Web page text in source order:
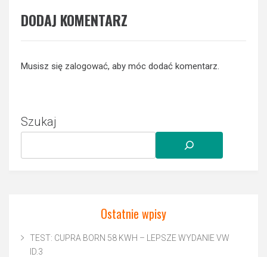
DODAJ KOMENTARZ
Musisz się zalogować, aby móc dodać komentarz.
Szukaj
Ostatnie wpisy
TEST: CUPRA BORN 58 KWH – LEPSZE WYDANIE VW
ID.3